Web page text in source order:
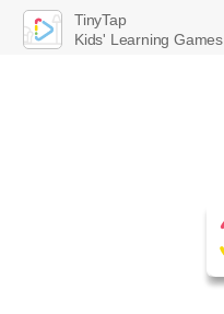
TinyTap
Kids' Learning Games